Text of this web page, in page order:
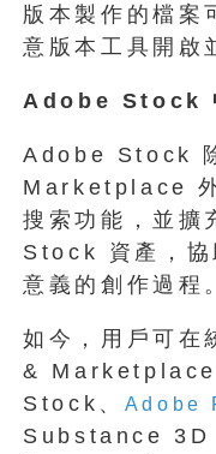
版本製作的檔案
意版本工具開啟
Adobe Stock
Adobe Stock
Marketplace 外
搜索功能，並擴
Stock 資產，協
意義的創作過程
如今， 用戶可在
& Marketplace
Stock、
Adobe
Substance 3D